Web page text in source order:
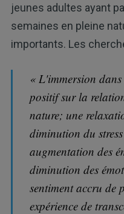
jeunes adultes ayant
semaines en pleine
importants. Les
« L'immersion
positif sur la
nature; une
diminution du
augmentation des
diminution des
sentiment accru de
expérience de